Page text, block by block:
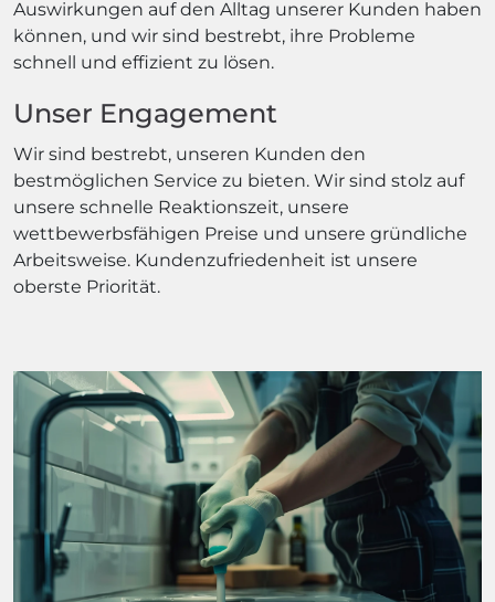
Auswirkungen auf den Alltag unserer Kunden haben
können, und wir sind bestrebt, ihre Probleme
schnell und effizient zu lösen.
Unser Engagement
Wir sind bestrebt, unseren Kunden den
bestmöglichen Service zu bieten. Wir sind stolz auf
unsere schnelle Reaktionszeit, unsere
wettbewerbsfähigen Preise und unsere gründliche
Arbeitsweise. Kundenzufriedenheit ist unsere
oberste Priorität.